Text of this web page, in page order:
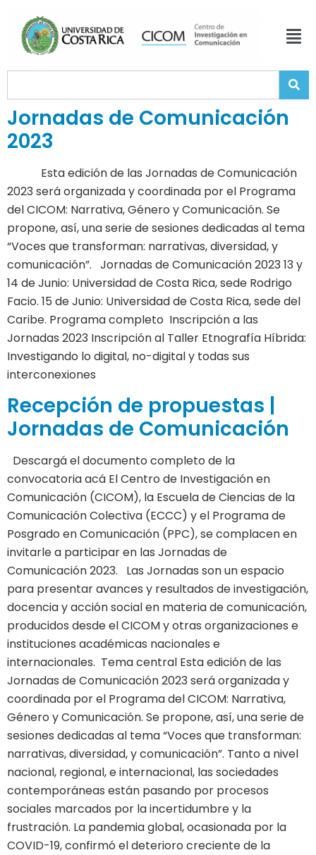
Jornadas de Comunicación
2023
Esta edición de las Jornadas de Comunicación
2023 será organizada y coordinada por el Programa
del CICOM: Narrativa, Género y Comunicación. Se
propone, así, una serie de sesiones dedicadas al tema
“Voces que transforman: narrativas, diversidad, y
comunicación”. Jornadas de Comunicación 2023 13 y
14 de Junio: Universidad de Costa Rica, sede Rodrigo
Facio. 15 de Junio: Universidad de Costa Rica, sede del
Caribe. Programa completo Inscripción a las
Jornadas 2023 Inscripción al Taller Etnografía Híbrida:
Investigando lo digital, no-digital y todas sus
interconexiones
Recepción de propuestas |
Jornadas de Comunicación
Descargá el documento completo de la
convocatoria acá El Centro de Investigación en
Comunicación (CICOM), la Escuela de Ciencias de la
Comunicación Colectiva (ECCC) y el Programa de
Posgrado en Comunicación (PPC), se complacen en
invitarle a participar en las Jornadas de
Comunicación 2023. Las Jornadas son un espacio
para presentar avances y resultados de investigación,
docencia y acción social en materia de comunicación,
producidos desde el CICOM y otras organizaciones e
instituciones académicas nacionales e
internacionales. Tema central Esta edición de las
Jornadas de Comunicación 2023 será organizada y
coordinada por el Programa del CICOM: Narrativa,
Género y Comunicación. Se propone, así, una serie de
sesiones dedicadas al tema “Voces que transforman:
narrativas, diversidad, y comunicación”. Tanto a nivel
nacional, regional, e internacional, las sociedades
contemporáneas están pasando por procesos
sociales marcados por la incertidumbre y la
frustración. La pandemia global, ocasionada por la
COVID-19, confirmó el deterioro creciente de la